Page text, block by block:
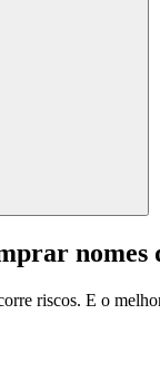
nomes
riscos. E o